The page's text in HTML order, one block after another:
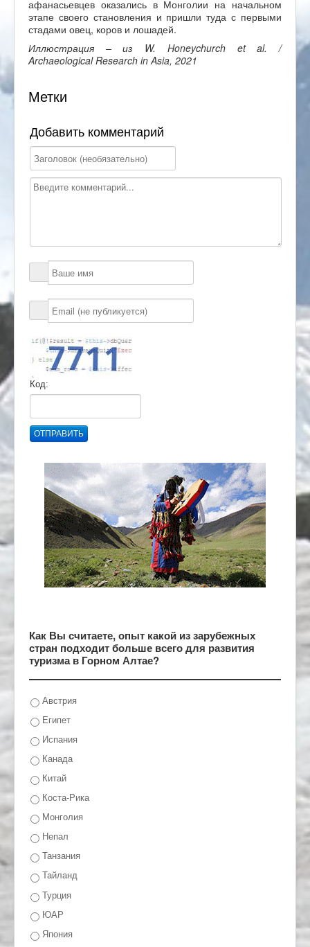
афанасьевцев оказались в Монголии на начальном
этапе своего становления и пришли туда с первыми
стадами овец, коров и лошадей.
Иллюстрация – из W. Honeychurch et al. /
Archaeological Research in Asia, 2021
Метки
Добавить комментарий
Код:
ОТПРАВИТЬ
Как Вы считаете, опыт какой из зарубежных
стран подходит больше всего для развития
туризма в Горном Алтае?
Австрия
Египет
Испания
Канада
Китай
Коста-Рика
Монголия
Непал
Танзания
Тайланд
Турция
ЮАР
Япония